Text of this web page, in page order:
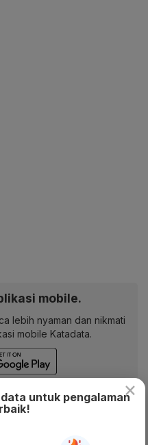
mobile.
lebih nyaman dan nikmati
mobile Katadata.
×
untuk pengalaman